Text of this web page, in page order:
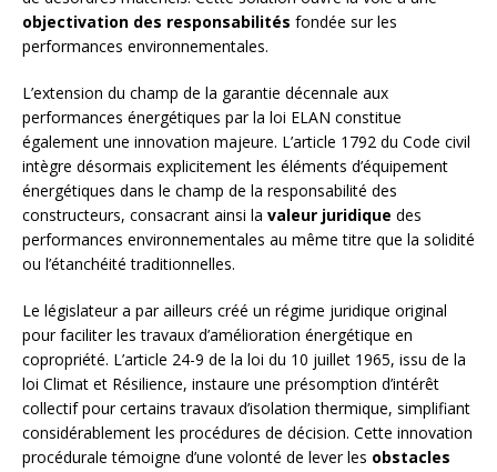
objectivation des responsabilités fondée sur les
performances environnementales.
L’extension du champ de la garantie décennale aux
performances énergétiques par la loi ELAN constitue
également une innovation majeure. L’article 1792 du Code civil
intègre désormais explicitement les éléments d’équipement
énergétiques dans le champ de la responsabilité des
constructeurs, consacrant ainsi la valeur juridique des
performances environnementales au même titre que la solidité
ou l’étanchéité traditionnelles.
Le législateur a par ailleurs créé un régime juridique original
pour faciliter les travaux d’amélioration énergétique en
copropriété. L’article 24-9 de la loi du 10 juillet 1965, issu de la
loi Climat et Résilience, instaure une présomption d’intérêt
collectif pour certains travaux d’isolation thermique, simplifiant
considérablement les procédures de décision. Cette innovation
procédurale témoigne d’une volonté de lever les obstacles